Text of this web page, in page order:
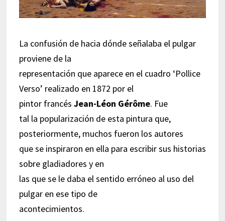
La confusión de hacia dónde señalaba el pulgar
proviene de la
representación que aparece en el cuadro ‘Pollice
Verso’ realizado en 1872 por el
pintor francés Jean-Léon Gérôme. Fue
tal la popularización de esta pintura que,
posteriormente, muchos fueron los autores
que se inspiraron en ella para escribir sus historias
sobre gladiadores y en
las que se le daba el sentido erróneo al uso del
pulgar en ese tipo de
acontecimientos.